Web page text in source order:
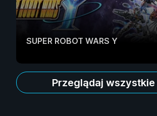
SUPER ROBOT WARS Y
Przeglądaj